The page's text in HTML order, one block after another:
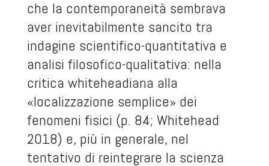
che la contemporaneità sembrava
aver inevitabilmente sancito tra
indagine scientifico-quantitativa e
analisi filosofico-qualitativa: nella
critica whiteheadiana alla
«localizzazione semplice» dei
fenomeni fisici (p. 84; Whitehead
2018) e, più in generale, nel
tentativo di reintegrare la scienza